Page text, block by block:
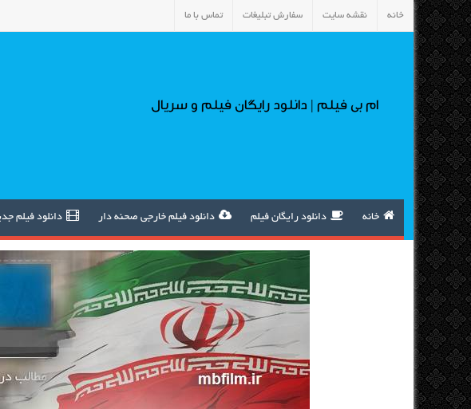
خانه نقشه سایت سفارش تبلیغات تماس با ما
ام بی فیلم | دانلود رایگان فیلم و سریال
خانه دانلود رایگان فیلم دانلود فیلم خارجی صحنه دار دانلود فیلم